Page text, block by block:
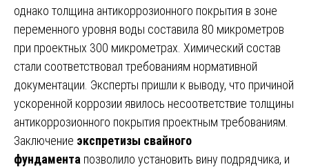
однако толщина антикоррозионного покрытия в зоне
переменного уровня воды составила 80 микрометров
при проектных 300 микрометрах. Химический состав
стали соответствовал требованиям нормативной
документации. Эксперты пришли к выводу, что причиной
ускоренной коррозии явилось несоответствие толщины
антикоррозионного покрытия проектным требованиям.
Заключение экспретизы свайного
фундамента позволило установить вину подрядчика, и